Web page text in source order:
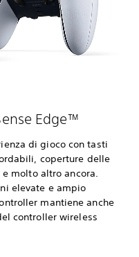
Edge™
di gioco con tasti
coperture delle
molto altro ancora.
elevate e ampio
mantiene anche
controller wireless